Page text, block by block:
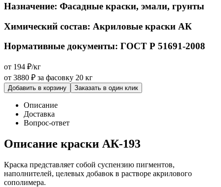
Назначение: Фасадные краски, эмали, грунты
Химический состав: Акриловые краски АК
Нормативные документы: ГОСТ Р 51691-2008
от 194 ₽/кг
от 3880 ₽ за фасовку 20 кг
Добавить в корзину Заказать в один клик
Описание
Доставка
Вопрос-ответ
Описание краски АК-193
Краска представляет собой суспензию пигментов,
наполнителей, целевых добавок в растворе акрилового
сополимера.